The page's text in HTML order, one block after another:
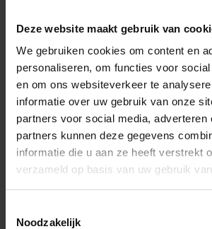
Deze website maakt gebruik van
We gebruiken cookies om content en
personaliseren, om functies voor
en om ons websiteverkeer te
informatie over uw gebruik van onze
partners voor social media, adverteren
partners kunnen deze gegevens
informatie die u aan ze heeft verstrekt
verzameld op basis van uw gebruik
Noodzakelijk